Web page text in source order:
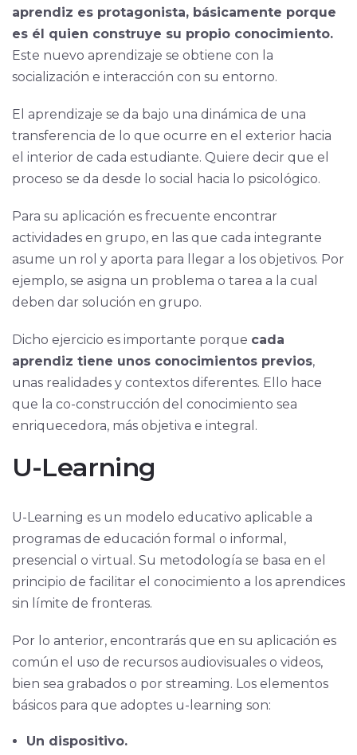
aprendiz es protagonista, básicamente porque
es él quien construye su propio conocimiento.
Este nuevo aprendizaje se obtiene con la
socialización e interacción con su entorno.
El aprendizaje se da bajo una dinámica de una
transferencia de lo que ocurre en el exterior hacia
el interior de cada estudiante. Quiere decir que el
proceso se da desde lo social hacia lo psicológico.
Para su aplicación es frecuente encontrar
actividades en grupo, en las que cada integrante
asume un rol y aporta para llegar a los objetivos. Por
ejemplo, se asigna un problema o tarea a la cual
deben dar solución en grupo.
Dicho ejercicio es importante porque cada
aprendiz tiene unos conocimientos previos,
unas realidades y contextos diferentes. Ello hace
que la co-construcción del conocimiento sea
enriquecedora, más objetiva e integral.
U-Learning
U-Learning es un modelo educativo aplicable a
programas de educación formal o informal,
presencial o virtual. Su metodología se basa en el
principio de facilitar el conocimiento a los aprendices
sin límite de fronteras.
Por lo anterior, encontrarás que en su aplicación es
común el uso de recursos audiovisuales o videos,
bien sea grabados o por streaming. Los elementos
básicos para que adoptes u-learning son:
Un dispositivo.